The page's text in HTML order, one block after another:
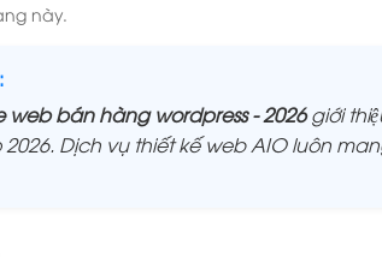
này.
web bán hàng wordpress - 2026giới
Dịch vụ thiết kế web AIO luôn